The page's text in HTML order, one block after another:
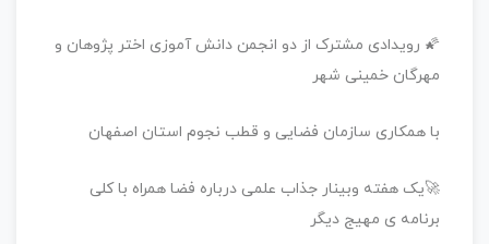
🌠 رویدادی مشترک از دو انجمن دانش آموزی اختر پژوهان و
مهرگان خمینی شهر
با همکاری سازمان فضایی و قطب نجوم استان اصفهان
🚀یک هفته وبینار جذاب علمی درباره فضا همراه با کلی
برنامه ی مهیج دیگر